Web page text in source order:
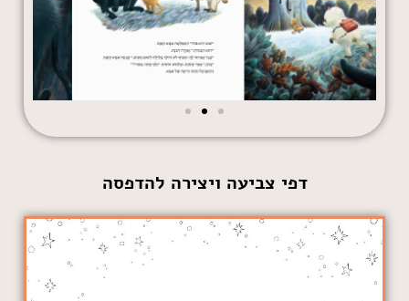
דפי צביעה ויצירה להדפסה